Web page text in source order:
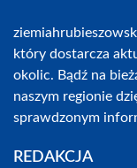
który dostarcza
okolic. Bądź na
naszym regionie
sprawdzonym
REDAKCJA